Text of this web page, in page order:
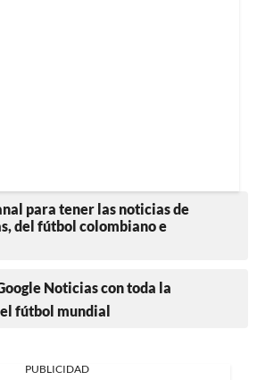
para tener las noticias de
del fútbol colombiano e
Noticias con toda la
fútbol mundial
PUBLICIDAD